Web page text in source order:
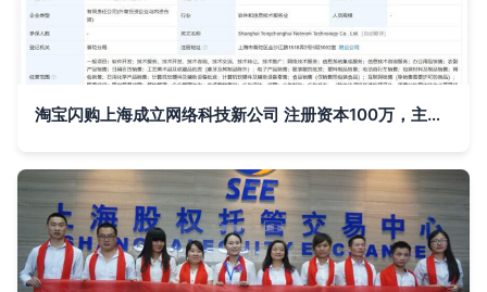
淘宝闪购上海成立网络科技新公司 注册资本100万，主营国内贸易代理及网络技术服务